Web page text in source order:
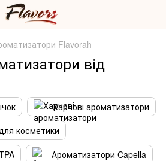
Flavorah
від
Харчові ароматизатори
косметики
Ароматизатори Capella